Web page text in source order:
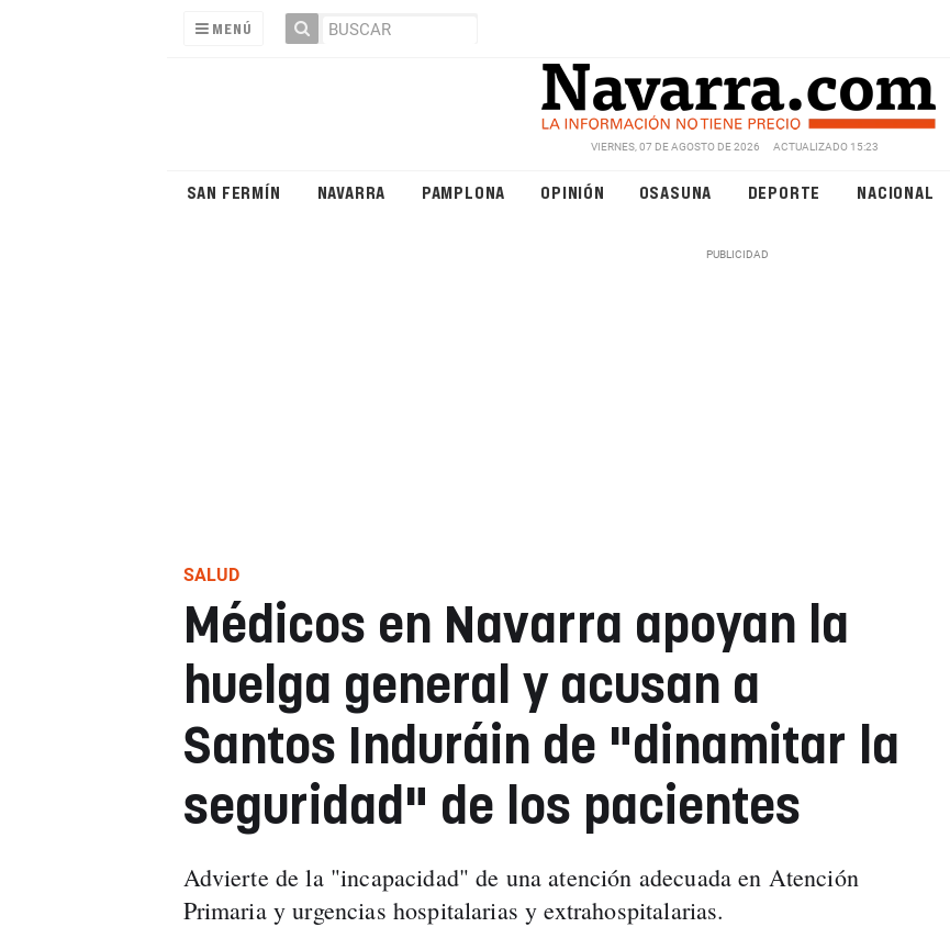
MENÚ
VIERNES, 07 DE AGOSTO DE 2026 ACTUALIZADO 15:23
SAN FERMÍN NAVARRA PAMPLONA OPINIÓN OSASUNA DEPORTE NACIONAL
SALUD
Médicos en Navarra apoyan la
huelga general y acusan a
Santos Induráin de "dinamitar la
seguridad" de los pacientes
Advierte de la "incapacidad" de una atención adecuada en Atención
Primaria y urgencias hospitalarias y extrahospitalarias.